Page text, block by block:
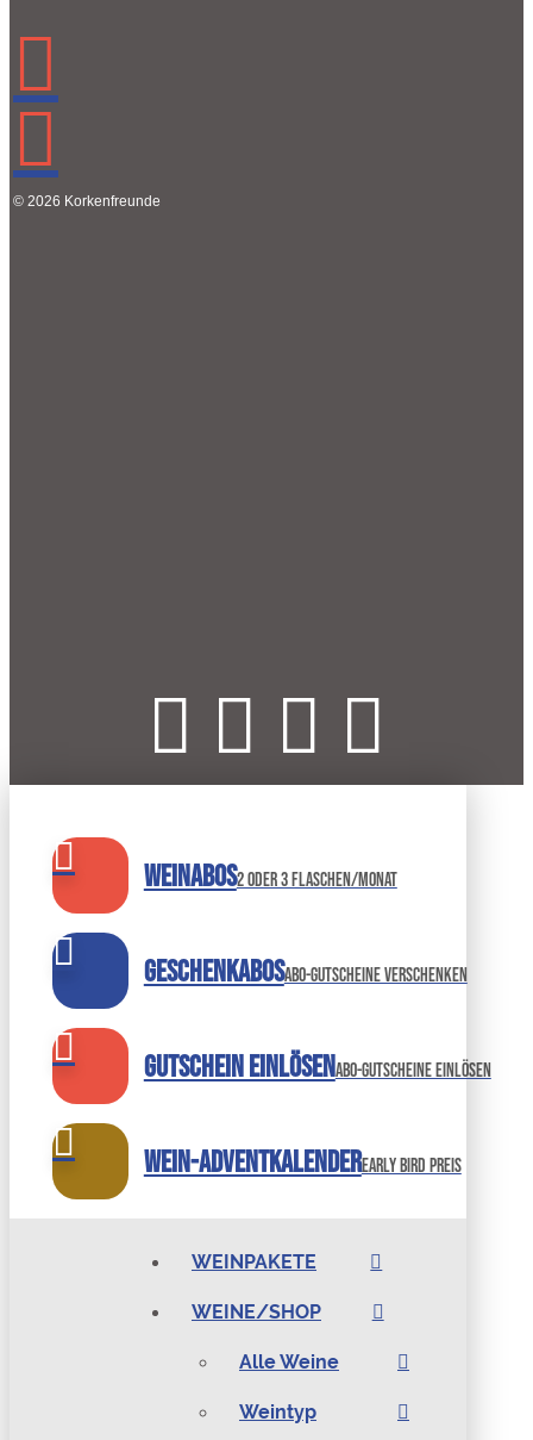
© 2026 Korkenfreunde
Weinabos2 oder 3 Flaschen/Monat
GeschenkabosAbo-Gutscheine verschenken
Gutschein einlösenabo-gutscheine einlösen
Wein-AdventkalenderEarly bird preis
WEINPAKETE
WEINE/SHOP
Alle Weine
Weintyp